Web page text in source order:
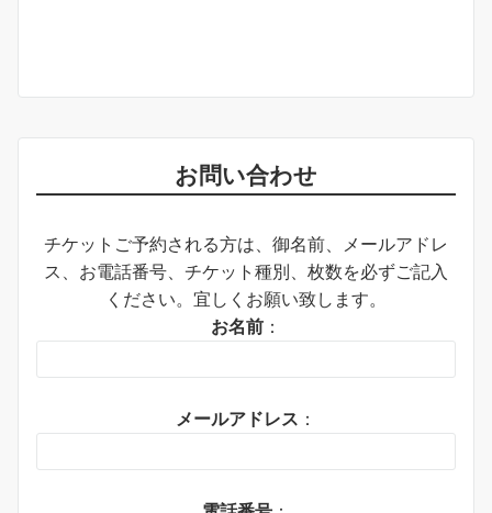
お問い合わせ
チケットご予約される方は、御名前、メールアドレ
ス、お電話番号、チケット種別、枚数を必ずご記入
ください。宜しくお願い致します。
お名前 ：
メールアドレス ：